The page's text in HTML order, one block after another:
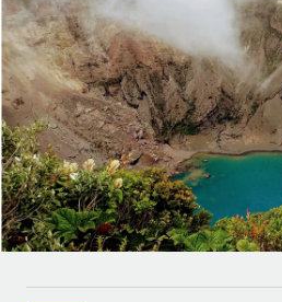
PEO
Sous-traitez les opérations
INFRASTRUCTURE
Intégration Remote
Intégrez vos RH aux flux de
Plateforme
Des fonctions RH clés
CROISSANCE
Start-ups
Des solutions agiles et
paie des entreprises en pleine
Entreprises intermédiaires
Développez vos équipes avec
mesure
Entreprise
Calculateur de paiement
Découvrez les devises
paiement pour vos freelances
APPRENDRE AVEC REMOTE
Recherche et guides
Études de cas
Français
Deutsch
Español
Italiano
Português (Portugal)